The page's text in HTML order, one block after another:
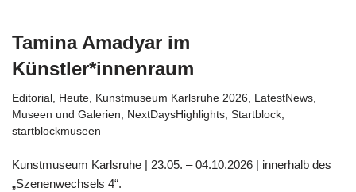
Tamina Amadyar im
Künstler*innenraum
Editorial , Heute, Kunstmuseum Karlsruhe 2026, LatestNews,
Museen und Galerien, NextDaysHighlights, Startblock,
startblockmuseen
Kunstmuseum Karlsruhe | 23.05. – 04.10.2026 | innerhalb des
„Szenenwechsels 4“.